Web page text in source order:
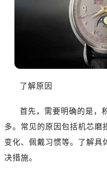
了解原因
首先，需要明确的是，
多。常见的原因包括机芯磨
变化、佩戴习惯等。了解具
决措施。